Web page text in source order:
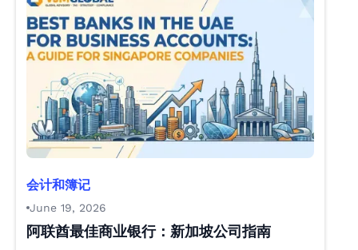
会计和簿记
June 19, 2026
阿联酋最佳商业银行：新加坡公司指南